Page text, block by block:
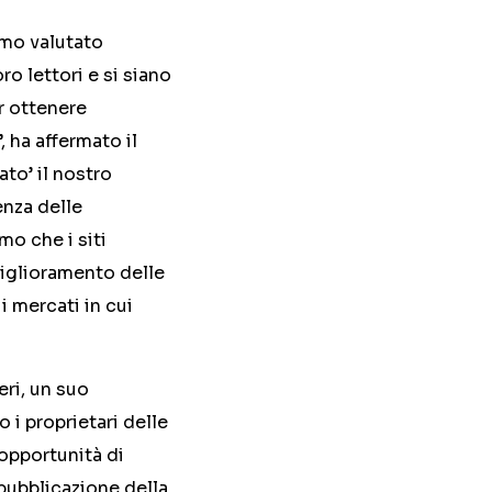
valutato
lettori e si siano
ottenere
ha affermato il
il nostro
delle
che i siti
delle
mercati in cui
un suo
i proprietari delle
di